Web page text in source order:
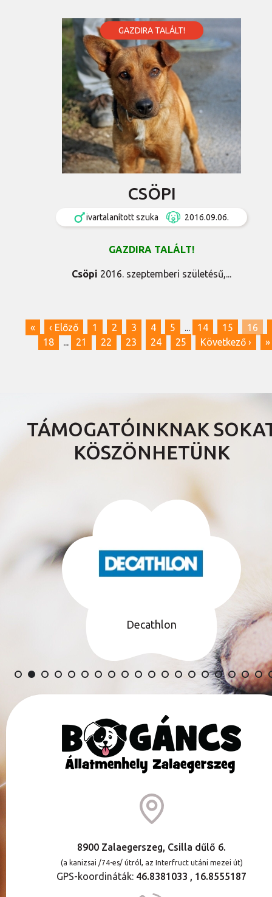
GAZDIRA TALÁLT!
CSÖPI
ivartalanított szuka 2016.09.06.
GAZDIRA TALÁLT!
Csöpi 2016. szeptemberi születésű,...
« ‹ Előző 1 2 3 4 5 ... 14 15
16
18
... 21 22 23 24 25 Következő › »
TÁMOGATÓINKNAK
KÖSZÖNHETÜNK
Megyei Jogú Város
TÁMOGATÓINK TELJES LISTÁJA
8900 Zalaegerszeg, Csilla dűlő 6.
(a kanizsai /74-es/ útról, az Interfruct utáni mezei út)
GPS-koordináták: 46.8381033 , 16.8555187